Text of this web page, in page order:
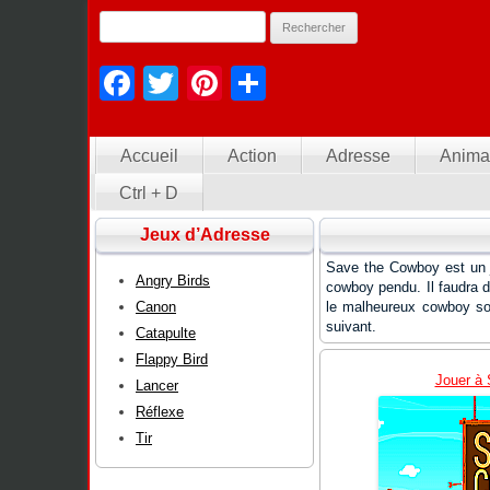
Facebook
TwitterPinterest
Accueil Action Adresse
Ctrl + D
Save the Cowboy est un
cowboy pendu. Il faudra
le malheureux cowboy
suivant.
Jouer à
Jeux d’Adresse
Angry Birds
Canon
Catapulte
Flappy Bird
Lancer
Réflexe
Tir